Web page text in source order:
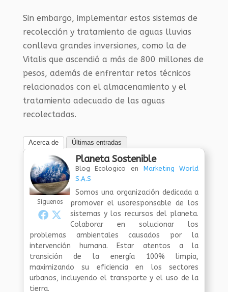
Sin embargo, implementar estos sistemas de
recolección y tratamiento de aguas lluvias
conlleva grandes inversiones, como la de
Vitalis que ascendió a más de 800 millones de
pesos, además de enfrentar retos técnicos
relacionados con el almacenamiento y el
tratamiento adecuado de las aguas
recolectadas.
Acerca de Últimas entradas
Síguenos
Planeta Sostenible
Blog Ecologico en Marketing World
S.A.S
Somos una organización dedicada a
promover el usoresponsable de los
sistemas y los recursos del planeta.
Colaborar en solucionar los
problemas ambientales causados por la
intervención humana. Estar atentos a la
transición de la energía 100% limpia,
maximizando su eficiencia en los sectores
urbanos, incluyendo el transporte y el uso de la
tierra.